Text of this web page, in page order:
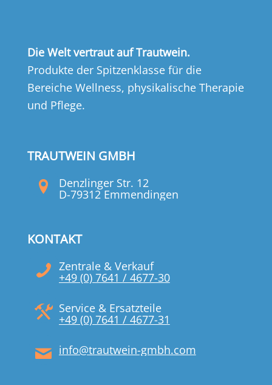
Die Welt vertraut auf Trautwein.
Produkte der Spitzenklasse für die
Bereiche Wellness, physikalische Therapie
und Pflege.
TRAUTWEIN GMBH
Denzlinger Str. 12
D-79312 Emmendingen
KONTAKT
Zentrale & Verkauf
+49 (0) 7641 / 4677-30
Service & Ersatzteile
+49 (0) 7641 / 4677-31
info@trautwein-gmbh.com